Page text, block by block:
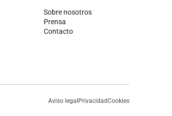
Sobre nosotros
Prensa
Contacto
Aviso legalPrivacidadCookies